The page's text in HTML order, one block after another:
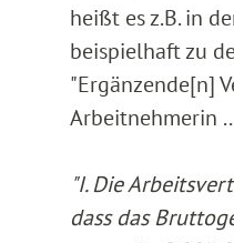
heißt es z.B. in
beispielhaft zu
"Ergänzende[n]
Arbeitnehmerin
"I. Die
dass das